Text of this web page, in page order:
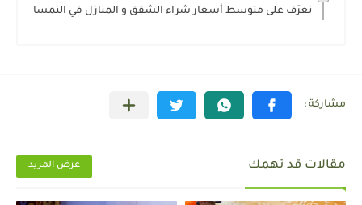
تعرّف على متوسط أسعار شراء الشقق و المنازل في النمسا
مقالات قد تهمك عرض المزيد